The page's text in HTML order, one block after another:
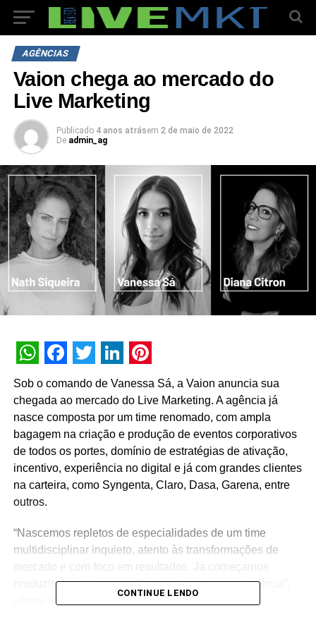
AGÊNCIAS
Vaion chega ao mercado do
Live Marketing
Publicado 4 anos atrásem 2 de maio de 2022
De admin_ag
WhatsApp
Facebook
Twitter
LinkedIn
Pinterest
Sob o comando de Vanessa Sá, a Vaion anuncia sua
chegada ao mercado do Live Marketing. A agência já
nasce composta por um time renomado, com ampla
bagagem na criação e produção de eventos corporativos
de todos os portes, domínio de estratégias de ativação,
incentivo, experiência no digital e já com grandes clientes
na carteira, como Syngenta, Claro, Dasa, Garena, entre
outros.
“Nascemos repletos de especialidades de um time
multidisciplinar inquieto, atento às transformações de
mercado e com foco em resultados. Já começamos
produzindo ações para clientes de extrema relevância”,
afirma a sócia-diretora Vanessa Sá.
CONTINUE LENDO